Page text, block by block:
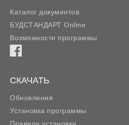
Каталог документов
БУДСТАНДАРТ Online
Возможности программы
СКАЧАТЬ
Обновления
Установка программы
Правила установки